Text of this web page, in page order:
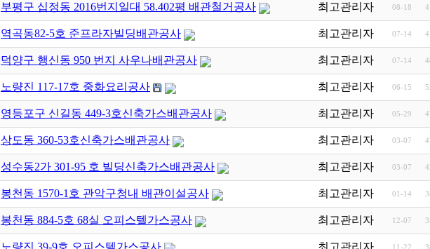
부평구 십정동 2016번지일대 58.402평 배관철거공사 최고관리자 08-18
역곡동82-5호 준프라자빌딩배관공사 최고관리자 07-14
덕양구 행신동 950 번지 사우나배관공사 최고관리자 07-14
노량진 117-17호 중화요리공사 최고관리자 06-15
영등포구 신길동 449-3호신축가스배관공사 최고관리자 05-29
상도동 360-53호신축가스배관공사 최고관리자 03-07
성수동2가 301-95 호 빌딩신축가스배관공사 최고관리자 03-07
봉천동 1570-1호 관악구청내 배관이설공사 최고관리자 01-14
봉천동 884-5호 68실 오피스텔가스공사 최고관리자 12-07
11-22